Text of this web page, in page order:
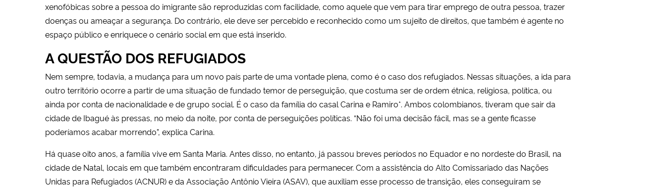
xenofóbicas sobre a pessoa do imigrante são reproduzidas com facilidade, como aquele que vem para tirar emprego de outra pessoa, trazer
doenças ou ameaçar a segurança. Do contrário, ele deve ser percebido e reconhecido como um sujeito de direitos, que também é agente no
espaço público e enriquece o cenário social em que está inserido.
A QUESTÃO DOS REFUGIADOS
Nem sempre, todavia, a mudança para um novo país parte de uma vontade plena, como é o caso dos refugiados. Nessas situações, a ida para
outro território ocorre a partir de uma situação de fundado temor de perseguição, que costuma ser de ordem étnica, religiosa, política, ou
ainda por conta de nacionalidade e de grupo social. É o caso da família do casal Carina e Ramiro*. Ambos colombianos, tiveram que sair da
cidade de Ibagué às pressas, no meio da noite, por conta de perseguições políticas. “Não foi uma decisão fácil, mas se a gente ficasse
poderíamos acabar morrendo”, explica Carina.
Há quase oito anos, a família vive em Santa Maria. Antes disso, no entanto, já passou breves períodos no Equador e no nordeste do Brasil, na
cidade de Natal, locais em que também encontraram dificuldades para permanecer. Com a assistência do Alto Comissariado das Nações
Unidas para Refugiados (ACNUR) e da Associação Antônio Vieira (ASAV), que auxiliam esse processo de transição, eles conseguiram se